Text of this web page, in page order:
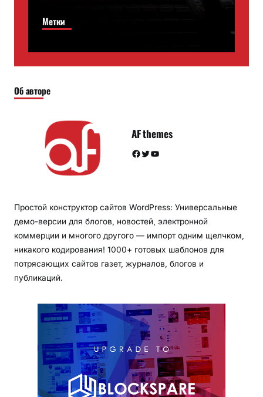
Метки
Об авторе
AF themes
Facebook Twitter YouTube
Простой конструктор сайтов WordPress: Универсальные
демо-версии для блогов, новостей, электронной
коммерции и многого другого — импорт одним щелчком,
никакого кодирования! 1000+ готовых шаблонов для
потрясающих сайтов газет, журналов, блогов и
публикаций.